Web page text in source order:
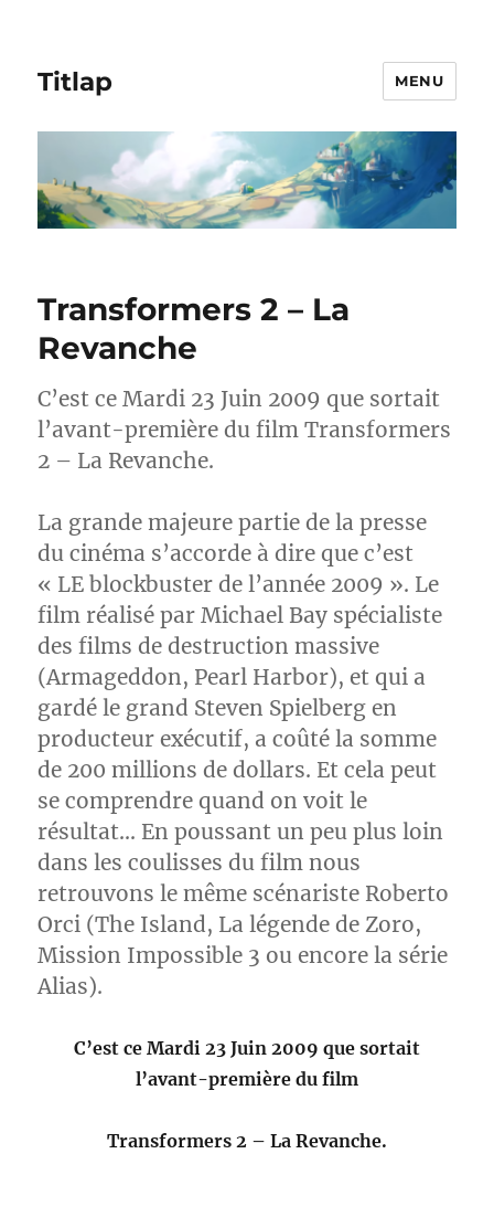
Titlap MENU
Transformers 2 – La
Revanche
C’est ce Mardi 23 Juin 2009 que sortait
l’avant-première du film Transformers
2 – La Revanche.
La grande majeure partie de la presse
du cinéma s’accorde à dire que c’est
« LE blockbuster de l’année 2009 ». Le
film réalisé par Michael Bay spécialiste
des films de destruction massive
(Armageddon, Pearl Harbor), et qui a
gardé le grand Steven Spielberg en
producteur exécutif, a coûté la somme
de 200 millions de dollars. Et cela peut
se comprendre quand on voit le
résultat… En poussant un peu plus loin
dans les coulisses du film nous
retrouvons le même scénariste Roberto
Orci (The Island, La légende de Zoro,
Mission Impossible 3 ou encore la série
Alias).
C’est ce Mardi 23 Juin 2009 que sortait
l’avant-première du film
Transformers 2 – La Revanche.